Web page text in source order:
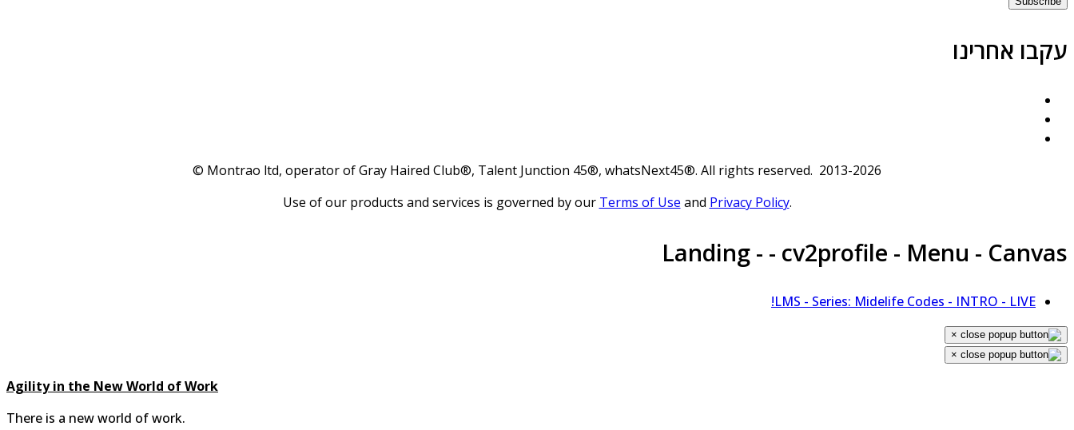
עקבו אחרינו
© Montrao ltd, operator of Gray Haired Club®, Talent Junction 45®, whatsNext45®. All rights reserved. 2013-2026
Use of our products and services is governed by our Terms of Use and Privacy Policy.
Landing - - cv2profile - Menu - Canvas
LMS - Series: Midelife Codes - INTRO - LIVE!
×
×
Agility in the New World of Work
There is a new world of work.